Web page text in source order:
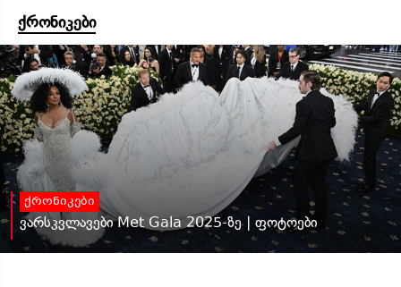
ქრონიკები
ქრონიკები
ვარსკვლავები Met Gala 2025-ზე | ფოტოები